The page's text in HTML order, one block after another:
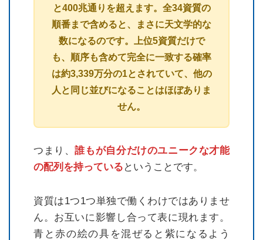
と400兆通りを超えます。全34資質の
順番まで含めると、まさに天文学的な
数になるのです。上位5資質だけで
も、順序も含めて完全に一致する確率
は約3,339万分の1とされていて、他の
人と同じ並びになることはほぼありま
せん。
つまり、誰もが自分だけのユニークな才能
の配列を持っている ということです。
資質は1つ1つ単独で働くわけではありませ
ん。お互いに影響し合って表に現れます。
青と赤の絵の具を混ぜると紫になるよう